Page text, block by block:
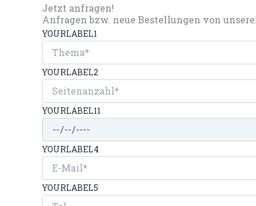
Jetzt anfragen!
Anfragen bzw. neue Bestellungen von
YOURLABEL1
YOURLABEL2
YOURLABEL11
YOURLABEL4
YOURLABEL5